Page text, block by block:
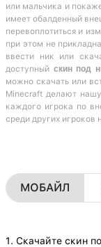
или мальчика и
имеет обалденный
перевоплотиться и
при этом не
ввести ник или
доступный скин под
можно скачать или
Minecraft делают
каждого игрока по
среди других игроков
МОБАЙЛ
1. Скачайте скин